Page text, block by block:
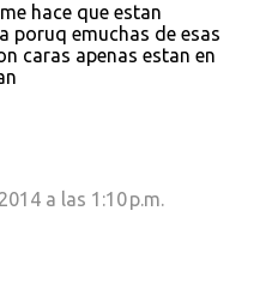
hace que estan
poruq emuchas de esas
caras apenas estan en
a las 1:10 p.m.